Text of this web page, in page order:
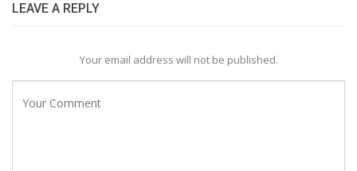
LEAVE A REPLY
Your email address will not be published.